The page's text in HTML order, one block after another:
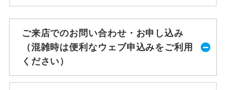
ご来店でのお問い合わせ・お申し込み
（混雑時は便利なウェブ申込みをご利用
ください）